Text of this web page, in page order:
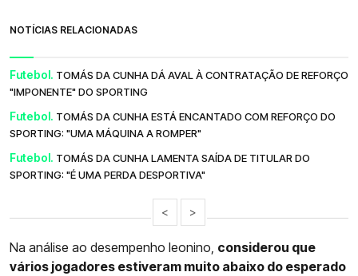
NOTÍCIAS RELACIONADAS
Futebol. TOMÁS DA CUNHA DÁ AVAL À CONTRATAÇÃO DE REFORÇO
"IMPONENTE" DO SPORTING
Futebol. TOMÁS DA CUNHA ESTÁ ENCANTADO COM REFORÇO DO
SPORTING: "UMA MÁQUINA A ROMPER"
Futebol. TOMÁS DA CUNHA LAMENTA SAÍDA DE TITULAR DO
SPORTING: "É UMA PERDA DESPORTIVA"
< >
Na análise ao desempenho leonino, considerou que
vários jogadores estiveram muito abaixo do esperado